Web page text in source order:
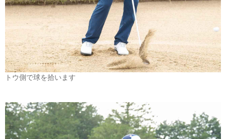
トウ側で球を拾います